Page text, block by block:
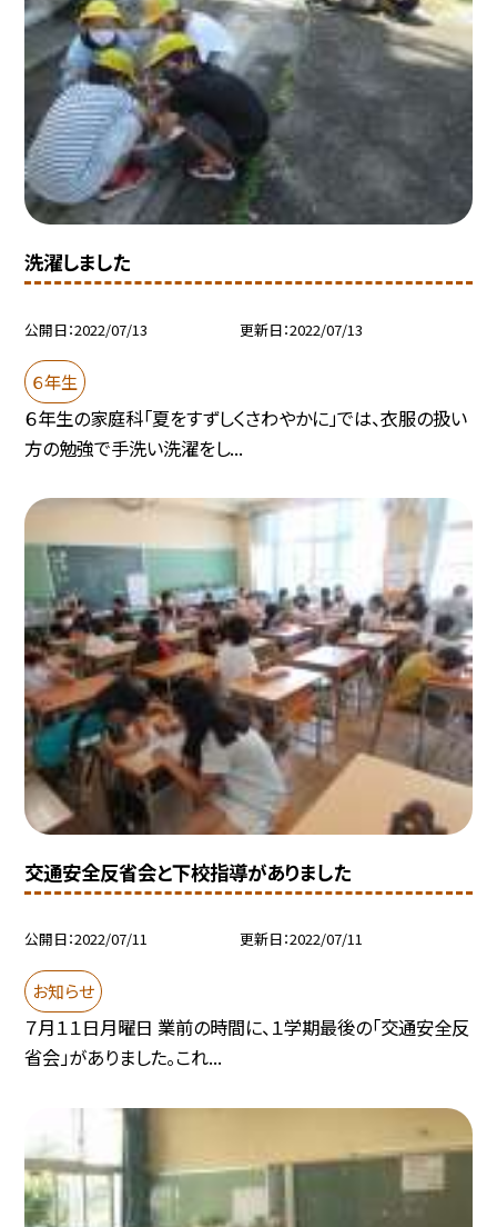
洗濯しました
公開日 2022/07/13 更新日 2022/07/13
６年生
６年生の家庭科「夏をすずしくさわやかに」では、衣服の扱い
方の勉強で手洗い洗濯をし...
交通安全反省会と下校指導がありました
公開日 2022/07/11 更新日 2022/07/11
お知らせ
７月１１日月曜日 業前の時間に、１学期最後の「交通安全反
省会」がありました。これ...